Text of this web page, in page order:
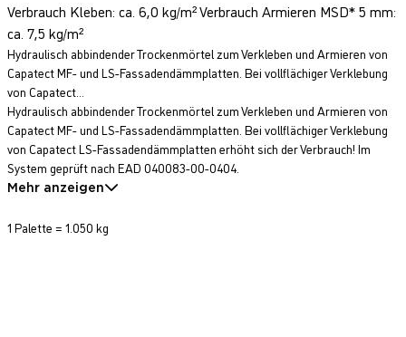
Verbrauch Kleben: ca. 6,0 kg/m² Verbrauch Armieren MSD* 5 mm:
ca. 7,5 kg/m²
Hydraulisch abbindender Trockenmörtel zum Verkleben und Armieren von
Capatect MF- und LS-Fassadendämmplatten. Bei vollflächiger Verklebung
von Capatect...
Hydraulisch abbindender Trockenmörtel zum Verkleben und Armieren von
Capatect MF- und LS-Fassadendämmplatten. Bei vollflächiger Verklebung
von Capatect LS-Fassadendämmplatten erhöht sich der Verbrauch! Im
System geprüft nach EAD 040083-00-0404.
Mehr anzeigen
1 Palette = 1.050 kg